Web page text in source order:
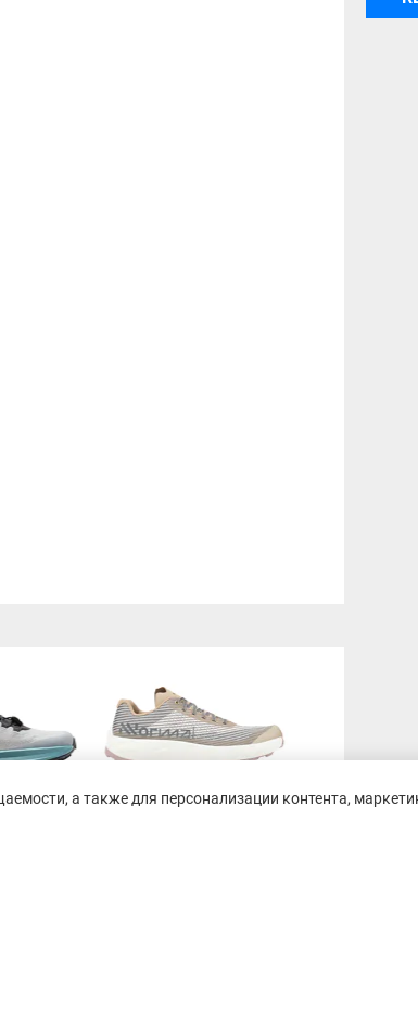
а также для персонализации контента,